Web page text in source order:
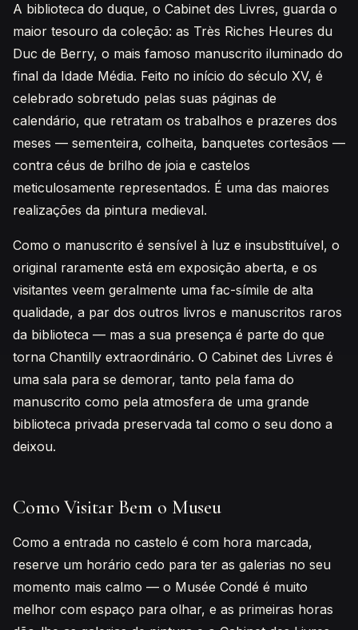
A biblioteca do duque, o Cabinet des Livres, guarda o
maior tesouro da coleção: as Très Riches Heures du
Duc de Berry, o mais famoso manuscrito iluminado do
final da Idade Média. Feito no início do século XV, é
celebrado sobretudo pelas suas páginas de
calendário, que retratam os trabalhos e prazeres dos
meses — sementeira, colheita, banquetes cortesãos —
contra céus de brilho de joia e castelos
meticulosamente representados. É uma das maiores
realizações da pintura medieval.
Como o manuscrito é sensível à luz e insubstituível, o
original raramente está em exposição aberta, e os
visitantes veem geralmente uma fac-símile de alta
qualidade, a par dos outros livros e manuscritos raros
da biblioteca — mas a sua presença é parte do que
torna Chantilly extraordinário. O Cabinet des Livres é
uma sala para se demorar, tanto pela fama do
manuscrito como pela atmosfera de uma grande
biblioteca privada preservada tal como o seu dono a
deixou.
Como Visitar Bem o Museu
Como a entrada no castelo é com hora marcada,
reserve um horário cedo para ter as galerias no seu
momento mais calmo — o Musée Condé é muito
melhor com espaço para olhar, e as primeiras horas